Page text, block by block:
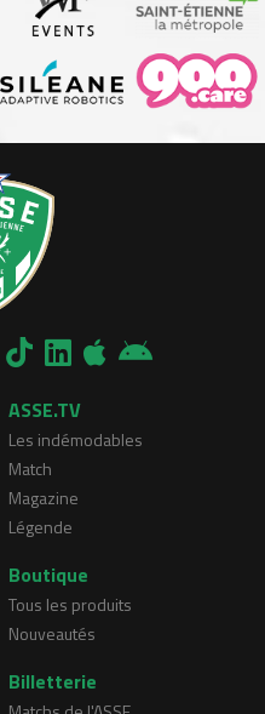
ASSE.TV
Les indémodables
Match
Magazine
Légende
Boutique
Tous les produits
Nouveautés
Billetterie